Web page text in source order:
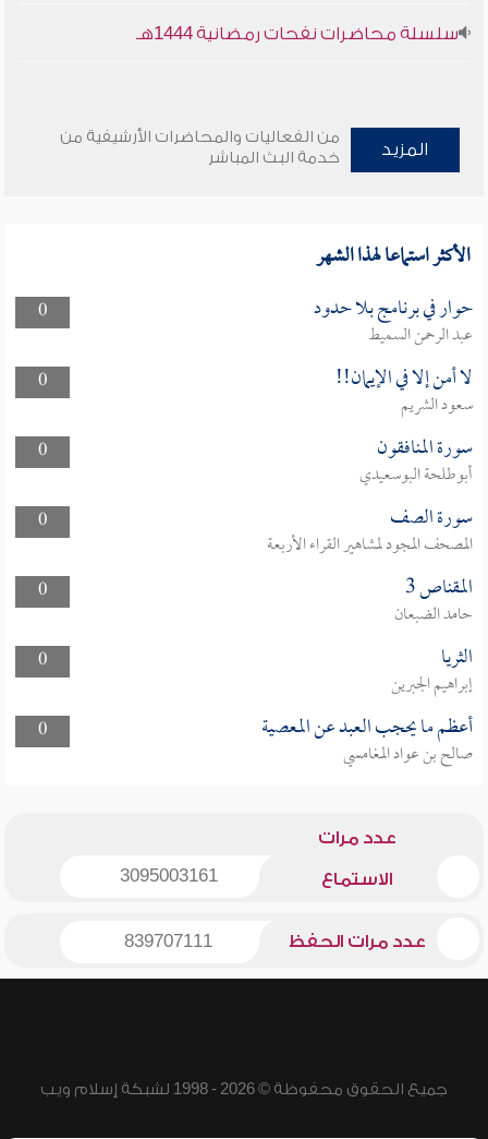
سلسلة محاضرات نفحات رمضانية 1444هـ
المزيد
من الفعاليات والمحاضرات الأرشيفية من
خدمة البث المباشر
الأكثر استماعا لهذا الشهر
0 حوار في برنامج بلا حدود
عبد الرحمن السميط
0
لا أمن إلا في الإيمان!!
سعود الشريم
0
سورة المنافقون
أبوطلحة البوسعيدي
0
سورة الصف
المصحف المجود لمشاهير القراء الأربعة
0
المقناص 3
حامد الضبعان
0
الثريا
إبراهيم الجبرين
0
أعظم ما يحجب العبد عن المعصية
صالح بن عواد المغامسي
عدد مرات
الاستماع 3095003161
عدد مرات الحفظ 839707111
جميع الحقوق محفوظة © 2026 - 1998 لشبكة إسلام ويب